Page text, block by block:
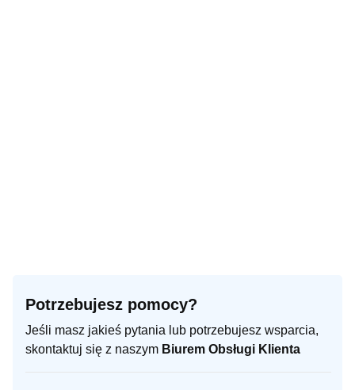
Potrzebujesz pomocy?
Jeśli masz jakieś pytania lub potrzebujesz wsparcia,
skontaktuj się z naszym Biurem Obsługi Klienta